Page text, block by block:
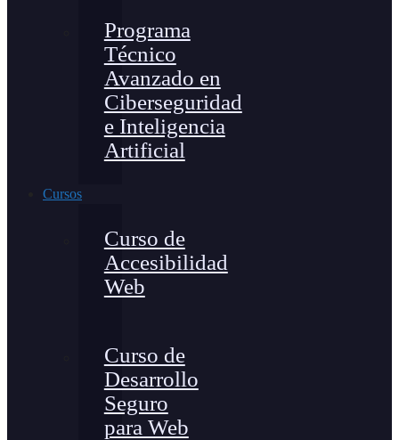
Programa
Técnico
Avanzado en
Ciberseguridad
e Inteligencia
Artificial
Cursos
Curso de
Accesibilidad
Web
Curso de
Desarrollo
Seguro
para Web